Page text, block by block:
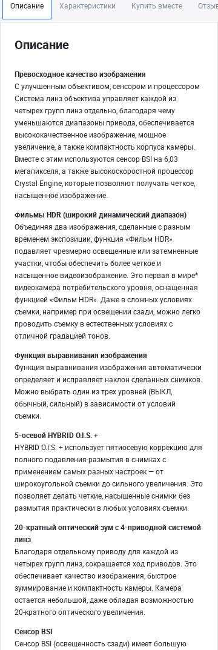
Описание Характеристики Купить вместе
Описание
Превосходное качество изображения
С улучшенным объективом, сенсором и процессором
Система линз объектива управляет каждой из
четырех групп линз отдельно, благодаря чему
уменьшаются диапазоны привода, обеспечивается
высококачественное изображение, мощное
увеличение, а также компактность корпуса камеры.
Вместе с этим используются сенсор BSI на 6,03
мегапикселя, а также высокоскоростной процессор
Crystal Engine, которые позволяют получать четкое,
насыщенное изображение.
Фильмы HDR (широкий динамический диапазон)
Объединяя два изображения, сделанные с разным
временем экспозиции, функция «Фильм HDR»
подавляет чрезмерно освещенные или затемненные
участки, чтобы обеспечить более четкое и
насыщенное видеоизображение. Это первая в мире*
видеокамера потребительского уровня, оснащенная
функцией «Фильм HDR». Даже в сложных условиях
съемки, например при освещении сзади, можно легко
проводить съемку в естественных условиях с
отличной градацией тонов.
Функция выравнивания изображения
Функция выравнивания изображения автоматически
определяет и исправляет наклон сделанных снимков.
Можно выбрать один из трех уровней (ВЫКЛ,
обычный, сильный) в зависимости от условий
съемки.
5-осевой HYBRID O.I.S. +
HYBRID O.I.S. + использует пятиосевую коррекцию для
полного подавления размытия в снимках с
применением самых разных настроек — от
широкоугольной съемки до сильного увеличения. Это
позволяет делать четкие, насыщенные снимки без
размытия практически в любых условиях съемки.
20-кратный оптический зум с 4-приводной системой
линз
Благодаря отдельному приводу для каждой из
четырех групп линз, сокращается ход приводов. Это
обеспечивает качество изображения, быстрое
зуммирование и компактность камеры. Камера
остается небольшой, даже обладая возможностью
20-кратного оптического увеличения.
Сенсор BSI
Сенсор BSI (освещенность сзади) имеет большую